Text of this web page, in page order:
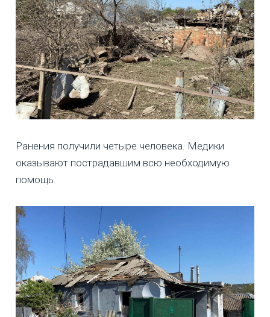
Ранения получили четыре человека. Медики
оказывают пострадавшим всю необходимую
помощь.